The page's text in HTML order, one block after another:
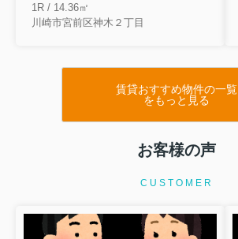
1R / 14.36㎡
川崎市宮前区神木２丁目
賃貸おすすめ物件の一覧
をもっと見る
お客様の声
CUSTOMER